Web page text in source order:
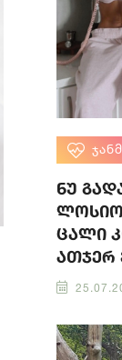
ნუ
ცალი
ათჯერ